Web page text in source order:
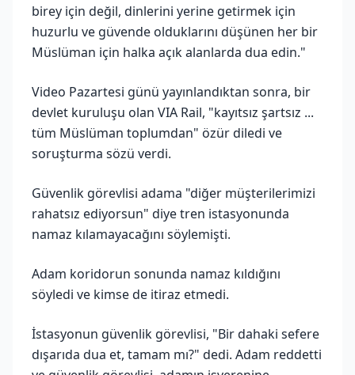
birey için değil, dinlerini yerine getirmek için
huzurlu ve güvende olduklarını düşünen her bir
Müslüman için halka açık alanlarda dua edin."
Video Pazartesi günü yayınlandıktan sonra, bir
devlet kuruluşu olan VIA Rail, "kayıtsız şartsız ...
tüm Müslüman toplumdan" özür diledi ve
soruşturma sözü verdi.
Güvenlik görevlisi adama "diğer müşterilerimizi
rahatsız ediyorsun" diye tren istasyonunda
namaz kılamayacağını söylemişti.
Adam koridorun sonunda namaz kıldığını
söyledi ve kimse de itiraz etmedi.
İstasyonun güvenlik görevlisi, "Bir dahaki sefere
dışarıda dua et, tamam mı?" dedi. Adam reddetti